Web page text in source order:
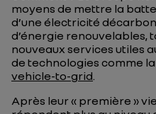
moyens de mettre la
d’une électricité
d’énergie renouvelables,
nouveaux services utiles
de technologies comme la
vehicle-to-grid.
Après leur « première »